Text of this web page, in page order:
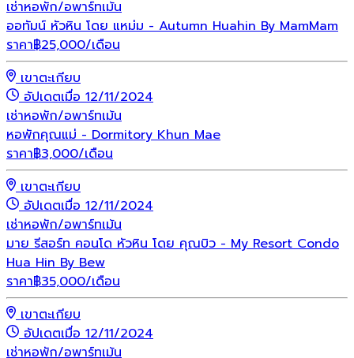
เช่าหอพัก/อพาร์ทเม้น
ออทัมน์ หัวหิน โดย แหม่ม - Autumn Huahin By MamMam
ราคา฿25,000/เดือน
เขาตะเกียบ
อัปเดตเมื่อ 12/11/2024
เช่าหอพัก/อพาร์ทเม้น
หอพักคุณแม่ - Dormitory Khun Mae
ราคา฿3,000/เดือน
เขาตะเกียบ
อัปเดตเมื่อ 12/11/2024
เช่าหอพัก/อพาร์ทเม้น
มาย รีสอร์ท คอนโด หัวหิน โดย คุณบิว - My Resort Condo
Hua Hin By Bew
ราคา฿35,000/เดือน
เขาตะเกียบ
อัปเดตเมื่อ 12/11/2024
เช่าหอพัก/อพาร์ทเม้น